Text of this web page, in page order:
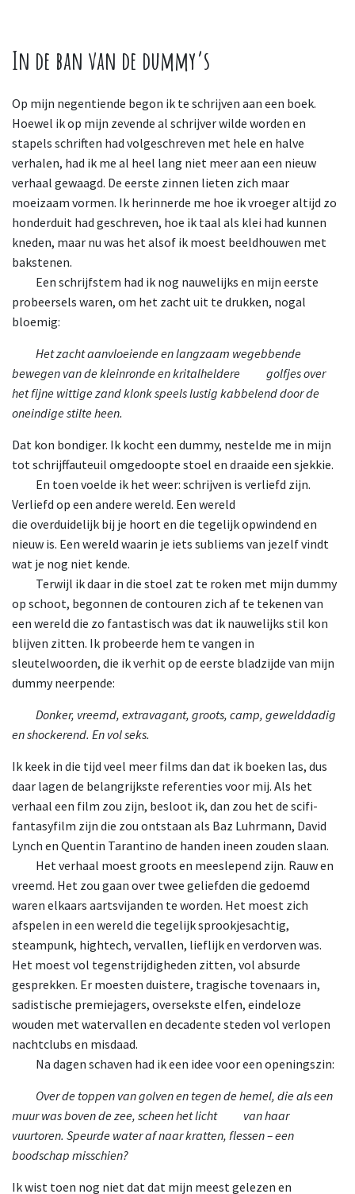
In de ban van de dummy’s
Op mijn negentiende begon ik te schrijven aan een boek.
Hoewel ik op mijn zevende al schrijver wilde worden en
stapels schriften had volgeschreven met hele en halve
verhalen, had ik me al heel lang niet meer aan een nieuw
verhaal gewaagd. De eerste zinnen lieten zich maar
moeizaam vormen. Ik herinnerde me hoe ik vroeger altijd zo
honderduit had geschreven, hoe ik taal als klei had kunnen
kneden, maar nu was het alsof ik moest beeldhouwen met
bakstenen.
Een schrijfstem had ik nog nauwelijks en mijn eerste
probeersels waren, om het zacht uit te drukken, nogal
bloemig:
Hetzacht aanvloeiende en langzaam wegebbende
bewegen van de kleinronde en kritalheldere
golfjesover
het fijne wittige zand klonk speels lustig kabbelend door de
oneindige stilte heen.
Dat kon bondiger. Ik kocht een dummy, nestelde me in mijn
tot schrijffauteuil omgedoopte stoel en draaide een sjekkie.
En toen voelde ik het weer: schrijven is verliefd zijn.
Verliefd op een andere wereld. Een wereld
die overduidelijk bij je hoort en die tegelijk opwindend en
nieuw is. Een wereld waarin je iets subliems van jezelf vindt
wat je nog niet kende.
Terwijl ik daar in die stoel zat te roken met mijn dummy
op schoot, begonnen de contouren zich af te tekenen van
een wereld die zo fantastisch was dat ik nauwelijks stil kon
blijven zitten. Ik probeerde hem te vangen in
sleutelwoorden, die ik verhit op de eerste bladzijde van mijn
dummy neerpende:
Donker, vreemd, extravagant, groots, camp, gewelddadig
en shockerend. En vol seks.
Ik keek in die tijd veel meer films dan dat ik boeken las, dus
daar lagen de belangrijkste referenties voor mij. Als het
verhaal een film zou zijn, besloot ik, dan zou het de scifi-
fantasyfilm zijn die zou ontstaan als Baz Luhrmann, David
Lynch en Quentin Tarantino de handen ineen zouden slaan.
Het verhaal moest groots en meeslepend zijn. Rauw en
vreemd. Het zou gaan over twee geliefden die gedoemd
waren elkaars aartsvijanden te worden. Het moest zich
afspelen in een wereld die tegelijk sprookjesachtig,
steampunk, hightech, vervallen, lieflijk en verdorven was.
Het moest vol tegenstrijdigheden zitten, vol absurde
gesprekken. Er moesten duistere, tragische tovenaars in,
sadistische premiejagers, oversekste elfen, eindeloze
wouden met watervallen en decadente steden vol verlopen
nachtclubs en misdaad.
Na dagen schaven had ik een idee voor een openingszin:
Over de toppen van golven en tegen de hemel, die als een
muur was boven de zee, scheen het licht
vanhaar
vuurtoren. Speurde water af naar kratten, flessen – een
boodschap misschien?
Ik wist toen nog niet dat dat mijn meest gelezen en